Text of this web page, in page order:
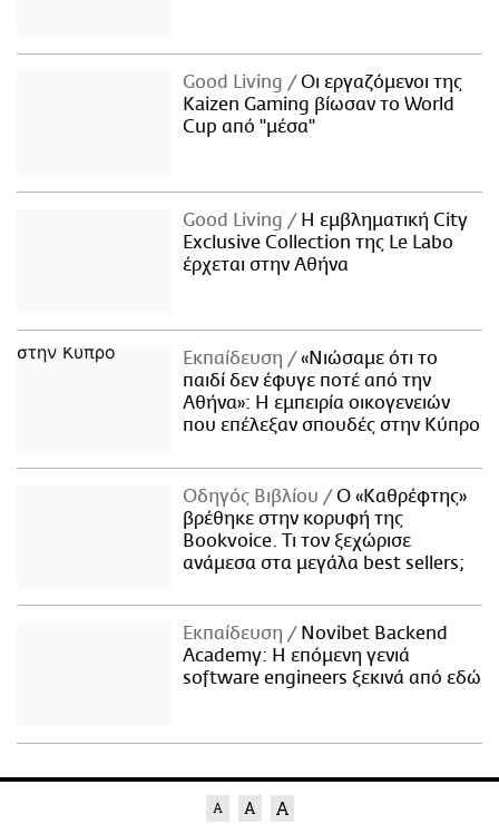
Good Living
Οι εργαζόμενοι της
Kaizen Gaming βίωσαν το World
Cup από "μέσα"
Good Living
Η εμβληματική City
Exclusive Collection της Le Labo
έρχεται στην Αθήνα
Εκπαίδευση
«Νιώσαμε ότι το
παιδί δεν έφυγε ποτέ από την
Αθήνα»: Η εμπειρία οικογενειών
που επέλεξαν σπουδές στην Κύπρο
Οδηγός Βιβλίου
Ο «Καθρέφτης»
βρέθηκε στην κορυφή της
Bookvoice. Τι τον ξεχώρισε
ανάμεσα στα μεγάλα best sellers;
Εκπαίδευση
Novibet Backend
Academy: Η επόμενη γενιά
software engineers ξεκινά από εδώ